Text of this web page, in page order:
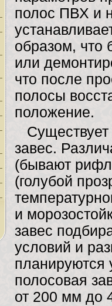
полос ПВХ и
образом, что
или
что после
полосы
положение.
Существует
завес.
(бывают
(голубой
и
завес
условий и
планируются
полосовая
от 200 мм до